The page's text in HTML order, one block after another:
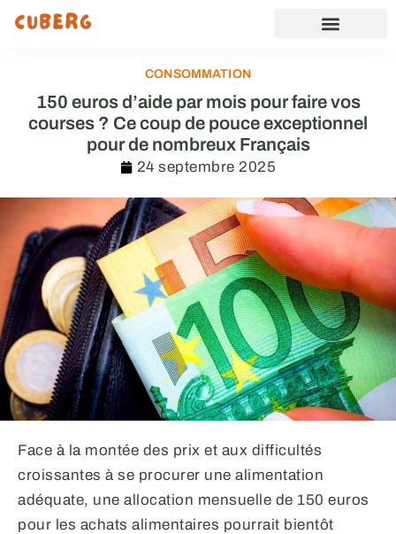
CONSOMMATION
150 euros d’aide par mois pour faire vos
courses ? Ce coup de pouce exceptionnel
pour de nombreux Français
24 septembre 2025
Face à la montée des prix et aux difficultés
croissantes à se procurer une alimentation
adéquate, une allocation mensuelle de 150 euros
pour les achats alimentaires pourrait bientôt